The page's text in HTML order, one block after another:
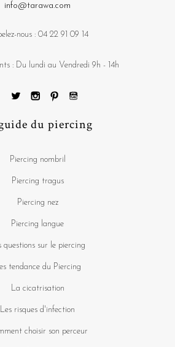
info@tarawa.com
nous : 04 22 91 09 14
: Du lundi au Vendredi 9h - 14h
du piercing
Piercing nombril
Piercing tragus
Piercing nez
Piercing langue
questions sur le piercing
tendance du Piercing
La cicatrisation
Les risques d'infection
choisir son perceur